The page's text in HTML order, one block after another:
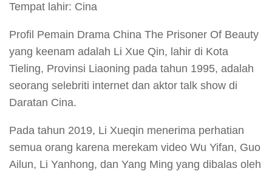
Tempat lahir: Cina
Profil Pemain Drama China The Prisoner Of Beauty
yang keenam adalah Li Xue Qin, lahir di Kota
Tieling, Provinsi Liaoning pada tahun 1995, adalah
seorang selebriti internet dan aktor talk show di
Daratan Cina.
Pada tahun 2019, Li Xueqin menerima perhatian
semua orang karena merekam video Wu Yifan, Guo
Ailun, Li Yanhong, dan Yang Ming yang dibalas oleh